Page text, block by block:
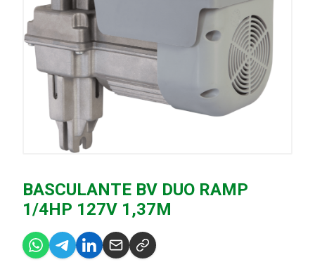
BASCULANTE BV DUO RAMP
1/4HP 127V 1,37M